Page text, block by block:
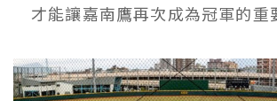
才能讓嘉南鷹再次成為冠軍的重